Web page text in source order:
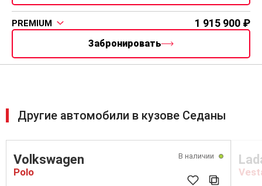
PREMIUM 1 915 900
Забронировать
Другие автомобили в кузове Седаны
В наличии
Volkswagen
Polo